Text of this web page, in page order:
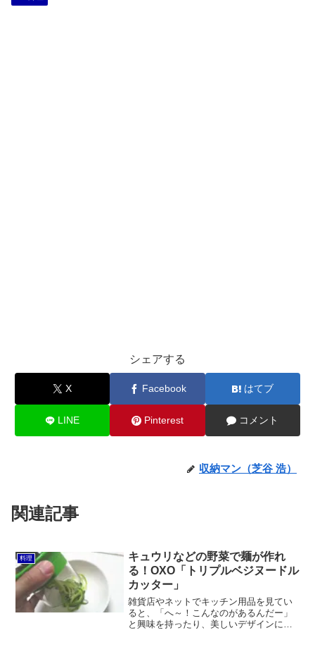
シェアする
X Facebook はてブ
LINE Pinterest コメント
収納マン（芝谷 浩）
関連記事
料理
キュウリなどの野菜で麺が作れ
る！OXO「トリプルベジヌードル
カッター」
雑貨店やネットでキッチン用品を見てい
ると、「へ～！こんなのがあるんだー」
と興味を持ったり、美しいデザインにつ